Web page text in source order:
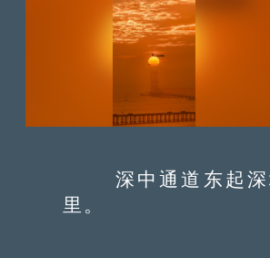
深中通道东起深圳
里。